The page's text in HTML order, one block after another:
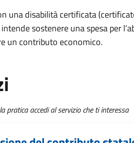
una disabilità certificata
sostenere una spesa per
un contributo economico.
pratica accedi al servizio che ti interessa